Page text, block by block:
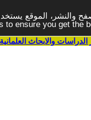
والنشر، الموقع
to ensure you get the